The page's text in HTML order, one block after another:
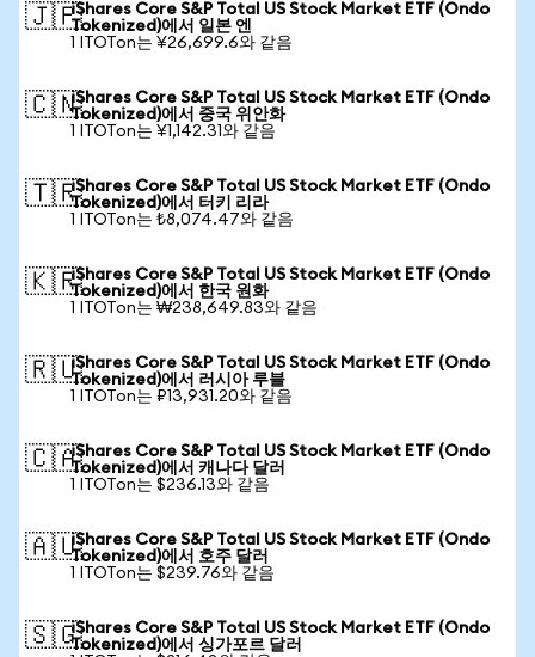
🇯🇵iShares Core S&P Total US Stock Market ETF (Ondo
Tokenized)에서 일본 엔
1 ITOTon는 ¥26,699.6와 같음
🇨🇳iShares Core S&P Total US Stock Market ETF (Ondo
Tokenized)에서 중국 위안화
1 ITOTon는 ¥1,142.31와 같음
🇹🇷iShares Core S&P Total US Stock Market ETF (Ondo
Tokenized)에서 터키 리라
1 ITOTon는 ₺8,074.47와 같음
🇰🇷iShares Core S&P Total US Stock Market ETF (Ondo
Tokenized)에서 한국 원화
1 ITOTon는 ₩238,649.83와 같음
🇷🇺iShares Core S&P Total US Stock Market ETF (Ondo
Tokenized)에서 러시아 루블
1 ITOTon는 ₽13,931.20와 같음
🇨🇦iShares Core S&P Total US Stock Market ETF (Ondo
Tokenized)에서 캐나다 달러
1 ITOTon는 $236.13와 같음
🇦🇺iShares Core S&P Total US Stock Market ETF (Ondo
Tokenized)에서 호주 달러
1 ITOTon는 $239.76와 같음
🇸🇬iShares Core S&P Total US Stock Market ETF (Ondo
Tokenized)에서 싱가포르 달러